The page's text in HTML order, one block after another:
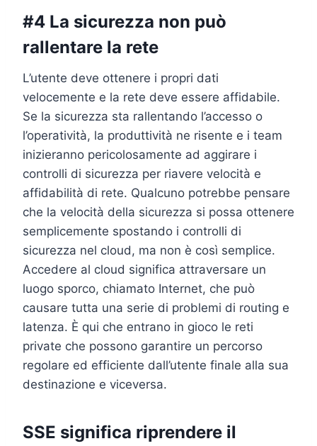
#4 La sicurezza non può
rallentare la rete
L’utente deve ottenere i propri dati
velocemente e la rete deve essere affidabile.
Se la sicurezza sta rallentando l’accesso o
l’operatività, la produttività ne risente e i team
inizieranno pericolosamente ad aggirare i
controlli di sicurezza per riavere velocità e
affidabilità di rete. Qualcuno potrebbe pensare
che la velocità della sicurezza si possa ottenere
semplicemente spostando i controlli di
sicurezza nel cloud, ma non è così semplice.
Accedere al cloud significa attraversare un
luogo sporco, chiamato Internet, che può
causare tutta una serie di problemi di routing e
latenza. È qui che entrano in gioco le reti
private che possono garantire un percorso
regolare ed efficiente dall’utente finale alla sua
destinazione e viceversa.
SSE significa riprendere il